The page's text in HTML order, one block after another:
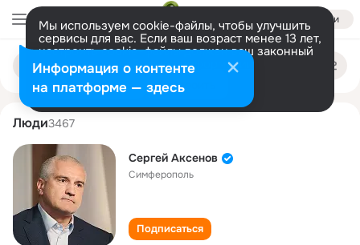
Войти
Мы используем cookie-файлы, чтобы улучшить
сервисы для вас. Если ваш возраст менее 13 лет,
настроить cookie-файлы должен ваш законный
представитель. Больше информации
Разрешить все Настроить
Поиск
людям
serega aksenov
Люди3467
Сергей Аксенов
Симферополь
Подписаться
Информация о контенте
на платформе — здесь